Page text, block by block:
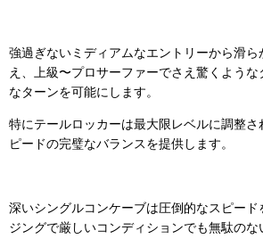
強過ぎないミディアムなエントリーから滑
え、上級〜プロサーファーでさえ驚くよう
なターンを可能にします。
特にテールロッカーは最大限レベルに調整さ
ピードの完璧なバランスを提供します。
深いシングルコンケーブは圧倒的なスピー
ジングで厳しいコンディションでも無駄の